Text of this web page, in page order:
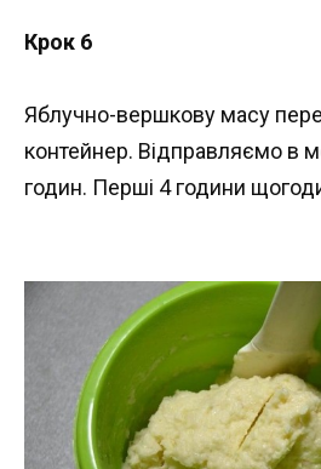
Крок 6
Яблучно-вершкову масу
контейнер. Відправляємо в
годин. Перші 4 години